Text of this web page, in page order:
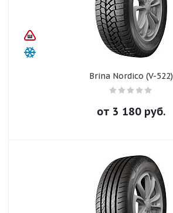
Brina Nordico (V-522)
от 3 180руб.